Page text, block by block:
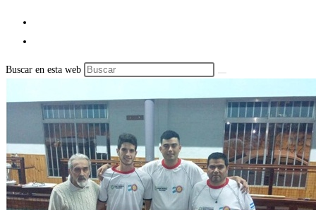
Buscar en esta web